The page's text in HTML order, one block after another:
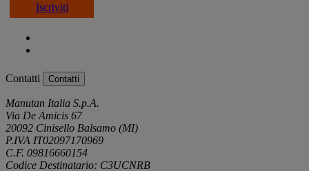
Iscriviti
Contatti Contatti
Manutan Italia S.p.A.
Via De Amicis 67
20092 Cinisello Balsamo (MI)
P.IVA IT02097170969
C.F. 09816660154
Codice Destinatario: C3UCNRB